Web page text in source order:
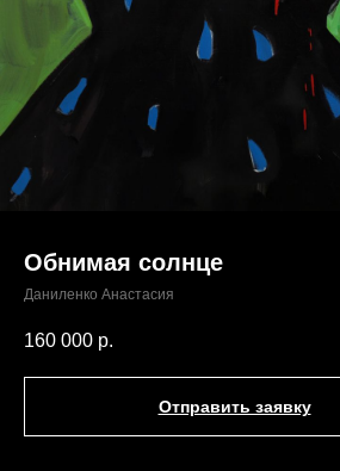
Обнимая солнце
Даниленко Анастасия
160 000 р.
Отправить заявку